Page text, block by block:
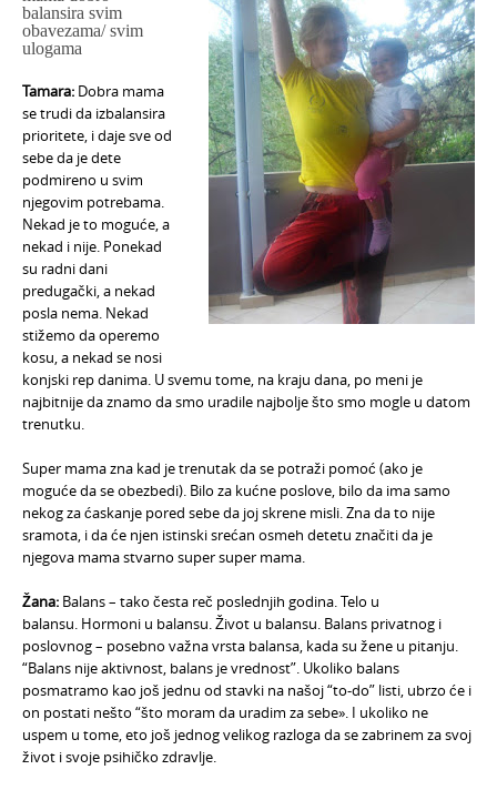
balansira svim
obavezama/ svim
ulogama
Tamara: Dobra mama
se trudi da izbalansira
prioritete, i daje sve od
sebe da je dete
podmireno u svim
njegovim potrebama.
Nekad je to moguće, a
nekad i nije. Ponekad
su radni dani
predugački, a nekad
posla nema. Nekad
stižemo da operemo
kosu, a nekad se nosi
konjski rep danima. U svemu tome, na kraju dana, po meni je
najbitnije da znamo da smo uradile najbolje što smo mogle u datom
trenutku.
Super mama zna kad je trenutak da se potraži pomoć (ako je
moguće da se obezbedi). Bilo za kućne poslove, bilo da ima samo
nekog za ćaskanje pored sebe da joj skrene misli. Zna da to nije
sramota, i da će njen istinski srećan osmeh detetu značiti da je
njegova mama stvarno super super mama.
Žana: Balans – tako česta reč poslednjih godina. Telo u
balansu. Hormoni u balansu. Život u balansu. Balans privatnog i
poslovnog – posebno važna vrsta balansa, kada su žene u pitanju.
“Balans nije aktivnost, balans je vrednost”. Ukoliko balans
posmatramo kao još jednu od stavki na našoj “to-do” listi, ubrzo će i
on postati nešto “što moram da uradim za sebe». I ukoliko ne
uspem u tome, eto još jednog velikog razloga da se zabrinem za svoj
život i svoje psihičko zdravlje.